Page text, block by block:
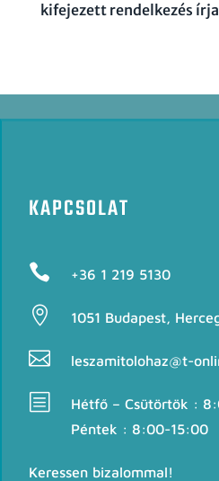
kifejezett rendelkezés
KAPCSOLAT
 +36 1 219 5130
 1051 Budapest,
 leszamitolohaz@t-
b
Hétfő – Csütörtök :
Péntek : 8:00-15:00
Keressen bizalommal!